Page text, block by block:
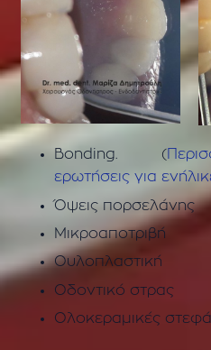
Bonding. (
ερωτήσεις για
Όψεις πορσελάνης
Μικροαποτριβή
Ουλοπλαστική
Οδοντικό στρας
Ολοκεραμικές